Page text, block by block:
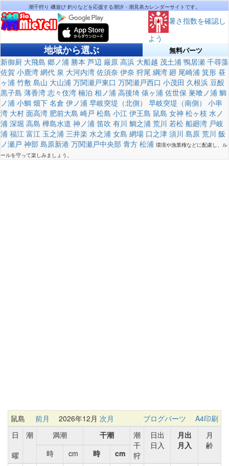
潮干狩り 磯遊び 釣りなどを応援する潮汐・潮見表カレンダーサイトです。
暑さ指数を確認し
よう
地域から選ぶ 無料パーツ
新御厨 大飛島 郷ノ浦 勝本 芦辺 厳原 高浜 大船越 茂土浦 鴨居瀬 千尋藻
佐賀 小鹿湾 網代 泉 大河内湾 佐須奈 伊奈 狩尾 綱湾 廻 尾崎浦 箕形 昼
ヶ浦 竹敷 島山 大山浦 万関瀬戸東口 万関瀬戸西口 小茂田 久根浜 豆酘
黒子島 薄香湾 志々伎湾 楠泊 相ノ浦 高後埼 俵ヶ浦 佐世保 巣喰ノ浦 鯛
ノ浦 小鯛 畑下 名倉 伊ノ浦 早岐突堤（北側） 早岐突堤（南側）
小串
湾 大村 面高湾 肥前大島 崎戸 松島 小江 伊王島 鼠島 女神 松ヶ枝 水ノ
浦 深堀 高島 樺島水道 神ノ浦 笛吹 有川 鯛之浦 荒川 若松 船廻湾 戸岐
浦 福江 富江 玉之浦 三井楽 水之浦 女島 網場 口之津 須川 島原 荒川 飯
ノ瀬戸 神部 島原新港 万関瀬戸中央部 青方 松浦 環境や漁業権などに配慮し、ル
ールを守って楽しみましょう。
鼠島 前月 2026年12月 次月 ブログパーツ
A4印刷
日
曜
潮 満潮 干潮
潮
干
狩
日出
日入
月出
月入
月
齢
時
cm 時
cm